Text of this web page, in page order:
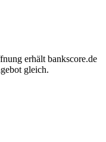
erhält bankscore.de
gleich.